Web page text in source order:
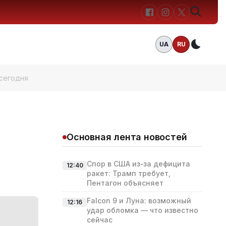
UA RU
Основная лента новостей
12:40 Спор в США из‑за дефицита
ракет: Трамп требует,
Пентагон объясняет
12:16
Falcon 9 и Луна: возможный
удар обломка — что известно
сейчас